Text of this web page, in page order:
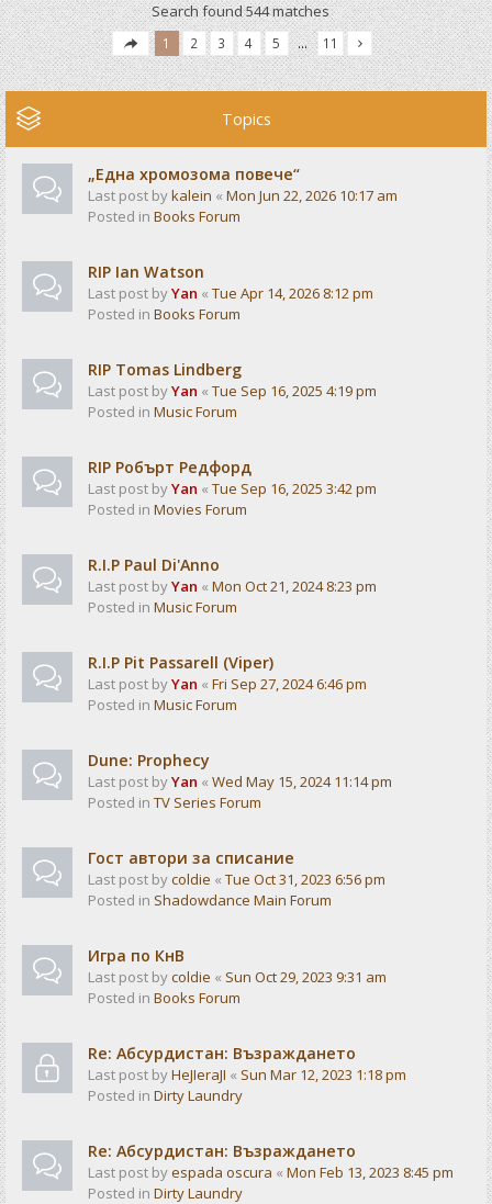
Search found 544 matches
1 2 3 4 5 … 11
Topics
„Една хромозома повече“
Last post bykalein « Mon Jun 22, 2026 10:17 am
Posted in Books Forum
RIP Ian Watson
Last post byYan « Tue Apr 14, 2026 8:12 pm
Posted in Books Forum
RIP Tomas Lindberg
Last post byYan « Tue Sep 16, 2025 4:19 pm
Posted in Music Forum
RIP Робърт Редфорд
Last post byYan « Tue Sep 16, 2025 3:42 pm
Posted in Movies Forum
R.I.P Paul Di'Anno
Last post byYan « Mon Oct 21, 2024 8:23 pm
Posted in Music Forum
R.I.P Pit Passarell (Viper)
Last post byYan « Fri Sep 27, 2024 6:46 pm
Posted in Music Forum
Dune: Prophecy
Last post byYan « Wed May 15, 2024 11:14 pm
Posted in TV Series Forum
Гост автори за списание
Last post bycoldie « Tue Oct 31, 2023 6:56 pm
Posted in Shadowdance Main Forum
Игра по КнВ
Last post bycoldie « Sun Oct 29, 2023 9:31 am
Posted in Books Forum
Re: Абсурдистан: Възраждането
Last post byHeJIeraJI « Sun Mar 12, 2023 1:18 pm
Posted in Dirty Laundry
Re: Абсурдистан: Възраждането
Last post byespada oscura « Mon Feb 13, 2023 8:45 pm
Posted in Dirty Laundry